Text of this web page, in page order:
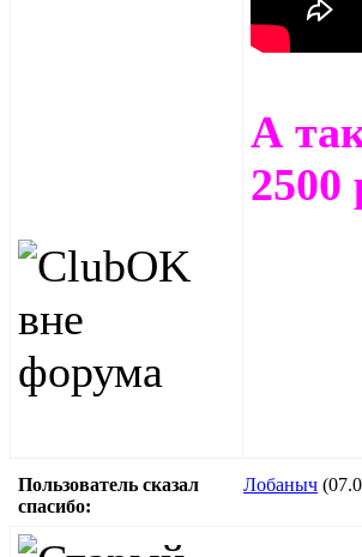
А
2500
Пользователь сказал
cпасибо:
Лобаныч